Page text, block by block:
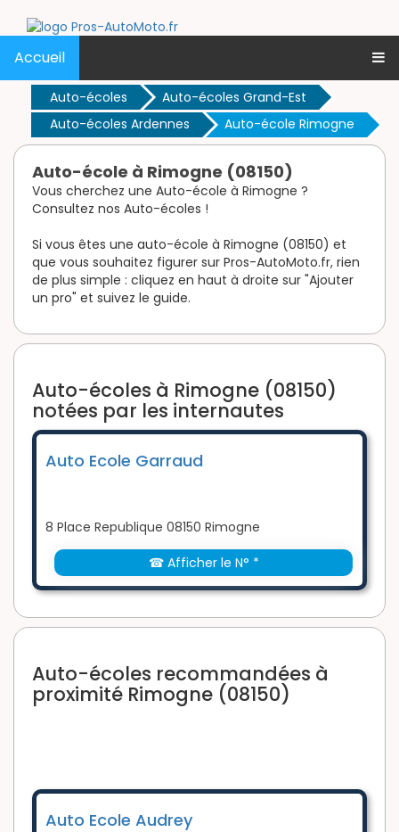
Accueil
Auto-écoles
Auto-écoles Grand-Est
Auto-écoles Ardennes
Auto-école Rimogne
Auto-école à Rimogne (08150)
Vous cherchez une Auto-école à Rimogne ?
Consultez nos Auto-écoles !
Si vous êtes une auto-école à Rimogne (08150) et
que vous souhaitez figurer sur Pros-AutoMoto.fr, rien
de plus simple : cliquez en haut à droite sur "Ajouter
un pro" et suivez le guide.
Auto-écoles à Rimogne (08150)
notées par les internautes
Auto Ecole Garraud
8 Place Republique 08150 Rimogne
☎ Afficher le N° *
Auto-écoles recommandées à
proximité Rimogne (08150)
Auto Ecole Audrey